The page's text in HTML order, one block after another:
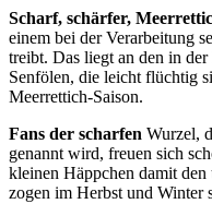
Scharf, schärfer,
einem bei der Verarbeitung
treibt. Das liegt an den in der
Senfölen, die leicht flüchtig
Meerrettich-Saison.
Fans der scharfen Wurzel,
genannt wird, freuen sich
kleinen Häppchen damit
zogen im Herbst und Winter